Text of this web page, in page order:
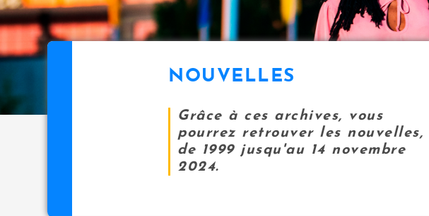
NOUVELLES
Grâce à ces archives, vous
pourrez retrouver les nouvelles,
de 1999 jusqu'au 14 novembre
2024.